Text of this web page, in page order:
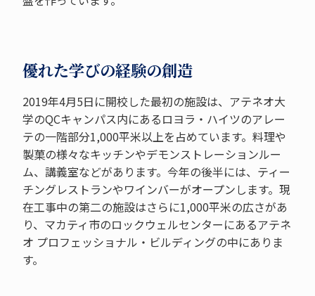
優れた学びの経験の創造
2019年4月5日に開校した最初の施設は、アテネオ大
学のQCキャンパス内にあるロヨラ・ハイツのアレー
テの一階部分1,000平米以上を占めています。料理や
製菓の様々なキッチンやデモンストレーションルー
ム、講義室などがあります。今年の後半には、ティー
チングレストランやワインバーがオープンします。現
在工事中の第二の施設はさらに1,000平米の広さがあ
り、マカティ市のロックウェルセンターにあるアテネ
オ プロフェッショナル・ビルディングの中にありま
す。